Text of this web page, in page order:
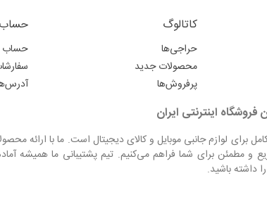
کاتالوگ
حراجی‌ها
محصولات جدید
پرفروش‌ها
حساب
اینترنتی ایران
برای لوازم جانبی موبایل و کالای دیجیتال است. ما با ارائه
و مطمئن برای شما فراهم می‌کنیم. تیم پشتیبانی ما همیشه
داشته باشید.